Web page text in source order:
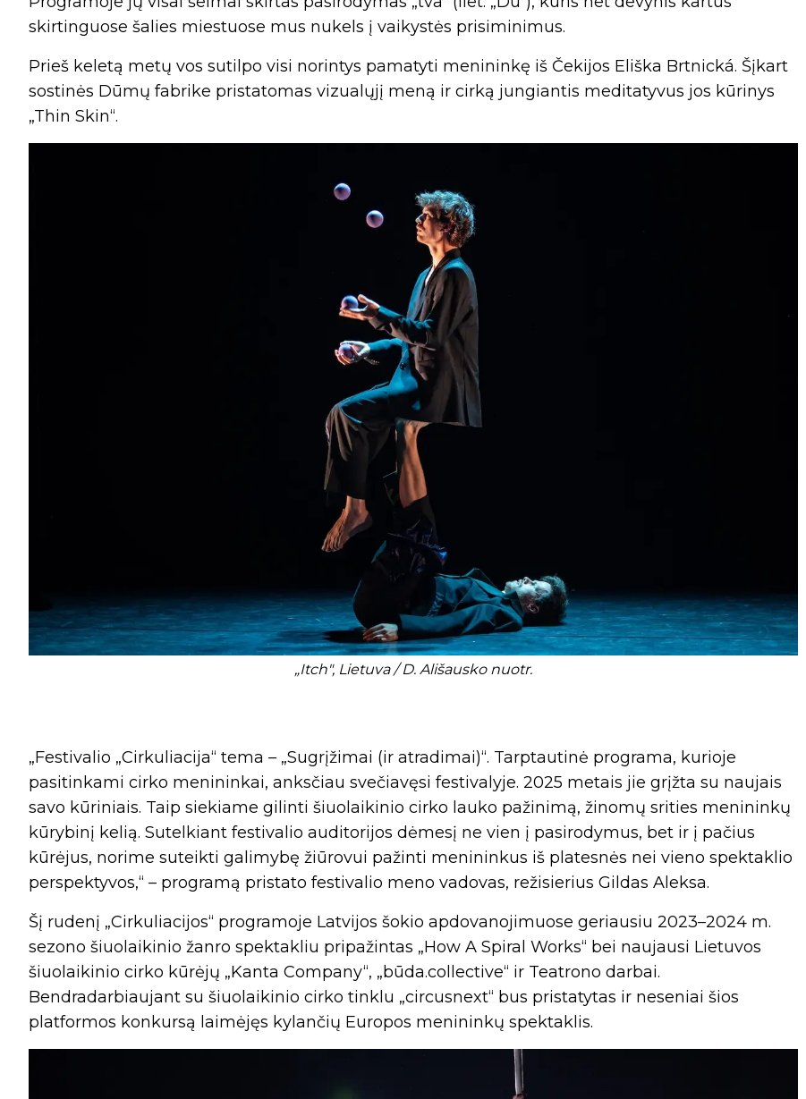
skirtinguose šalies miestuose mus nukels į vaikystės prisiminimus.
Prieš keletą metų vos sutilpo visi norintys pamatyti menininkę iš Čekijos Eliška Brtnická. Šįkart
sostinės Dūmų fabrike pristatomas vizualųjį meną ir cirką jungiantis meditatyvus jos kūrinys
„Thin Skin“.
„Itch", Lietuva / D. Ališausko nuotr.
„Festivalio „Cirkuliacija“ tema – „Sugrįžimai (ir atradimai)“. Tarptautinė programa, kurioje
pasitinkami cirko menininkai, anksčiau svečiavęsi festivalyje. 2025 metais jie grįžta su naujais
savo kūriniais. Taip siekiame gilinti šiuolaikinio cirko lauko pažinimą, žinomų srities menininkų
kūrybinį kelią. Sutelkiant festivalio auditorijos dėmesį ne vien į pasirodymus, bet ir į pačius
kūrėjus, norime suteikti galimybę žiūrovui pažinti menininkus iš platesnės nei vieno spektaklio
perspektyvos,“ – programą pristato festivalio meno vadovas, režisierius Gildas Aleksa.
Šį rudenį „Cirkuliacijos“ programoje Latvijos šokio apdovanojimuose geriausiu 2023–2024 m.
sezono šiuolaikinio žanro spektakliu pripažintas „How A Spiral Works“ bei naujausi Lietuvos
šiuolaikinio cirko kūrėjų „Kanta Company“, „būda.collective“ ir Teatrono darbai.
Bendradarbiaujant su šiuolaikinio cirko tinklu „circusnext“ bus pristatytas ir neseniai šios
platformos konkursą laimėjęs kylančių Europos menininkų spektaklis.